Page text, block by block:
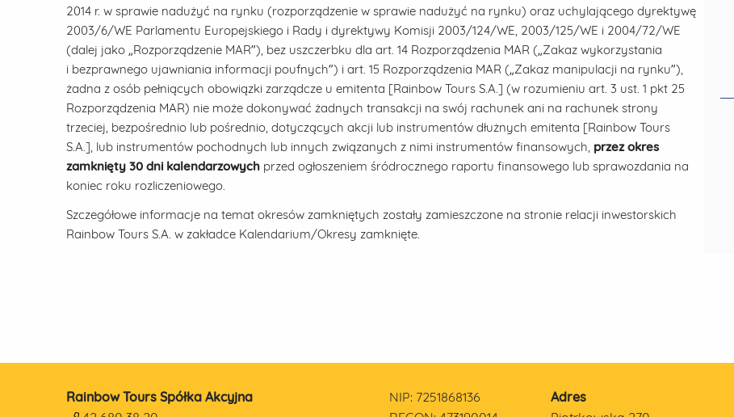
2014 r. w sprawie nadużyć na rynku (rozporządzenie w sprawie nadużyć na rynku) oraz uchylającego dyrektywę
2003/6/WE Parlamentu Europejskiego i Rady i dyrektywy Komisji 2003/124/WE, 2003/125/WE i 2004/72/WE
(dalej jako „Rozporządzenie MAR”), bez uszczerbku dla art. 14 Rozporządzenia MAR („Zakaz wykorzystania
i bezprawnego ujawniania informacji poufnych”) i art. 15 Rozporządzenia MAR („Zakaz manipulacji na rynku”),
żadna z osób pełniących obowiązki zarządcze u emitenta [Rainbow Tours S.A.] (w rozumieniu art. 3 ust. 1 pkt 25
Rozporządzenia MAR) nie może dokonywać żadnych transakcji na swój rachunek ani na rachunek strony
trzeciej, bezpośrednio lub pośrednio, dotyczących akcji lub instrumentów dłużnych emitenta [Rainbow Tours
S.A.], lub instrumentów pochodnych lub innych związanych z nimi instrumentów finansowych, przez okres
zamknięty 30 dni kalendarzowych przed ogłoszeniem śródrocznego raportu finansowego lub sprawozdania na
koniec roku rozliczeniowego.
Szczegółowe informacje na temat okresów zamkniętych zostały zamieszczone na stronie relacji inwestorskich
Rainbow Tours S.A. w zakładce Kalendarium/Okresy zamknięte.
Rainbow Tours Spółka Akcyjna
NIP: 7251868136
Adres